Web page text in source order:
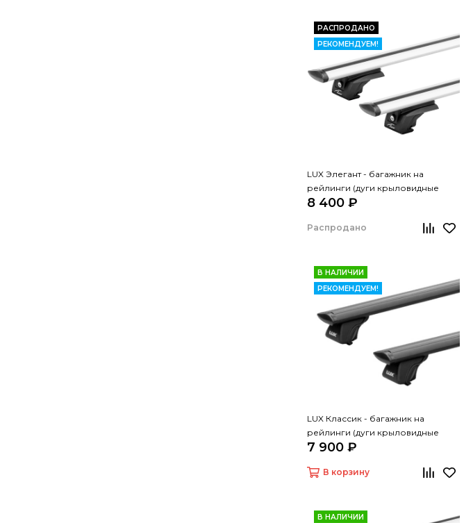
РАСПРОДАНО
РЕКОМЕНДУЕМ!
LUX Элегант - багажник на
рейлинги (дуги крыловидные
серые, 1,2м)
8 400 ₽
Распродано
В НАЛИЧИИ
РЕКОМЕНДУЕМ!
LUX Классик - багажник на
рейлинги (дуги крыловидные
черные, 1,2м)
7 900 ₽
В корзину
В НАЛИЧИИ